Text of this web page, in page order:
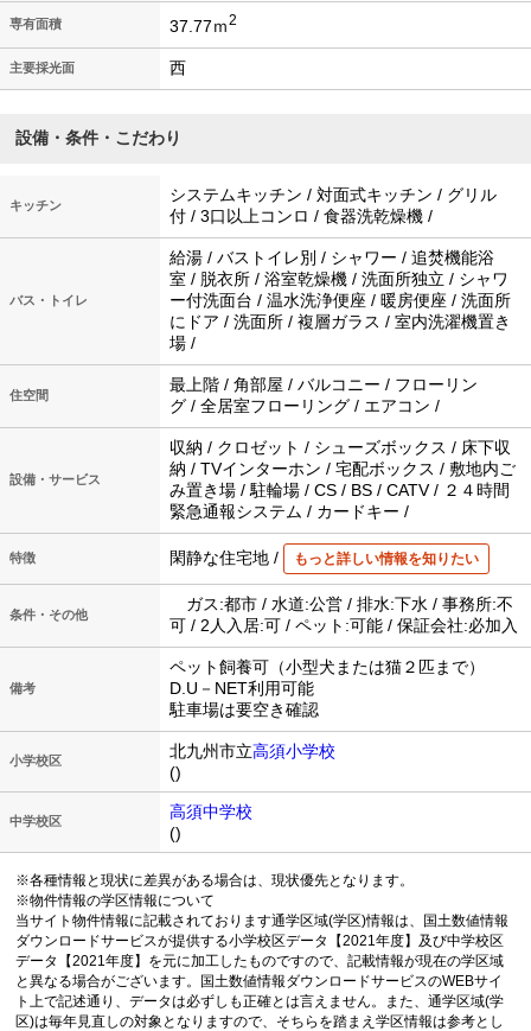
専有面積 37.77ｍ2
主要採光面 西
設備・条件・こだわり
キッチン
システムキッチン / 対面式キッチン / グリル
付 / 3口以上コンロ / 食器洗乾燥機 /
バス・トイレ
給湯 / バストイレ別 / シャワー / 追焚機能浴
室 / 脱衣所 / 浴室乾燥機 / 洗面所独立 / シャワ
ー付洗面台 / 温水洗浄便座 / 暖房便座 / 洗面所
にドア / 洗面所 / 複層ガラス / 室内洗濯機置き
場 /
住空間
最上階 / 角部屋 / バルコニー / フローリン
グ / 全居室フローリング / エアコン /
設備・サービス
収納 / クロゼット / シューズボックス / 床下収
納 / TVインターホン / 宅配ボックス / 敷地内ご
み置き場 / 駐輪場 / CS / BS / CATV / ２４時間
緊急通報システム / カードキー /
特徴 閑静な住宅地 / もっと詳しい情報を知りたい
条件・その他
ガス:都市 / 水道:公営 / 排水:下水 / 事務所:不
可 / 2人入居:可 / ペット:可能 / 保証会社:必加入
備考
ペット飼養可（小型犬または猫２匹まで）
D.U－NET利用可能
駐車場は要空き確認
小学校区 北九州市立高須小学校
()
中学校区
高須中学校
()
※各種情報と現状に差異がある場合は、現状優先となります。
※物件情報の学区情報について
当サイト物件情報に記載されております通学区域(学区)情報は、国土数値情報
ダウンロードサービスが提供する小学校区データ【2021年度】及び中学校区
データ【2021年度】を元に加工したものですので、記載情報が現在の学区域
と異なる場合がございます。国土数値情報ダウンロードサービスのWEBサイ
ト上で記述通り、データは必ずしも正確とは言えません。また、通学区域(学
区)は毎年見直しの対象となりますので、そちらを踏まえ学区情報は参考とし